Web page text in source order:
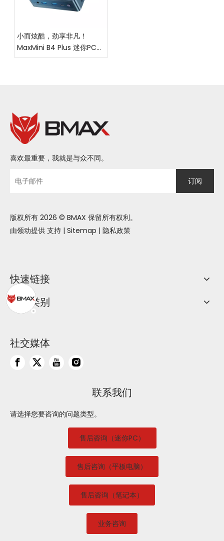
小而炫酷，劲享非凡！
MaxMini B4 Plus 迷你PC震
撼上市，让高效与你随行！
喜欢最重要，我就是与众不同。
订阅
版权所有 2026 © BMAX 保留所有权利。
由领动提供 支持 | Sitemap | 隐私政策
快速链接
产品类别
社交媒体
联系我们
请选择您要咨询的问题类型。
售后咨询（迷你PC）
售后咨询（平板电脑）
售后咨询（笔记本）
业务咨询